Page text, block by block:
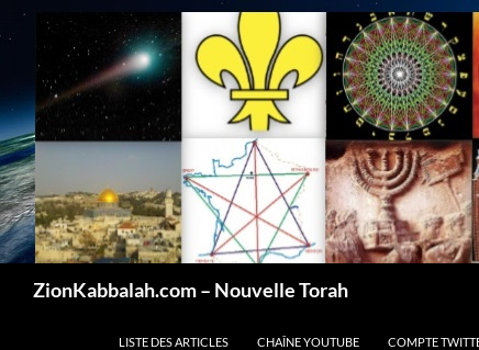
ZionKabbalah.com – Nouvelle Torah
LISTE DES ARTICLES
CHAÎNE YOUTUBE COMPTE